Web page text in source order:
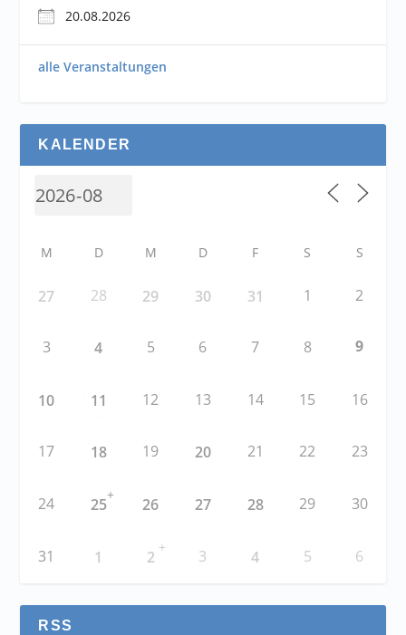
20.08.2026
alle Veranstaltungen
KALENDER
M D M D F S S
27 28 29 30 31 1 2
3 4 5 6 7 8 9
10 11 12 13 14 15 16
17 18 19 20 21 22 23
24 25
+
26 27 28 29 30
31 1 2
+ 3 4 5 6
RSS